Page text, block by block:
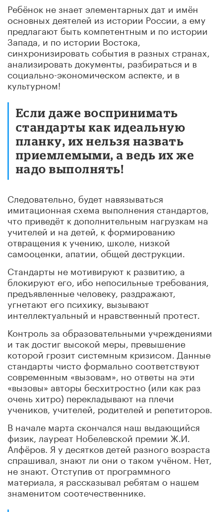
Ребёнок не знает элементарных дат и имён
основных деятелей из истории России, а ему
предлагают быть компетентным и по истории
Запада, и по истории Востока,
синхронизировать события в разных странах,
анализировать документы, разбираться и в
социально-экономическом аспекте, и в
культурном!
Если даже воспринимать
стандарты как идеальную
планку, их нельзя назвать
приемлемыми, а ведь их же
надо выполнять!
Следовательно, будет навязываться
имитационная схема выполнения стандартов,
что приведёт к дополнительным нагрузкам на
учителей и на детей, к формированию
отвращения к учению, школе, низкой
самооценки, апатии, общей деструкции.
Стандарты не мотивируют к развитию, а
блокируют его, ибо непосильные требования,
предъявленные человеку, раздражают,
угнетают его психику, вызывают
интеллектуальный и нравственный протест.
Контроль за образовательными учреждениями
и так достиг высокой меры, превышение
которой грозит системным кризисом. Данные
стандарты чисто формально соответствуют
современным «вызовам», но ответы на эти
«вызовы» авторы бесхитростно (или как раз
очень хитро) перекладывают на плечи
учеников, учителей, родителей и репетиторов.
В начале марта скончался наш выдающийся
физик, лауреат Нобелевской премии Ж.И.
Алфёров. Я у десятков детей разного возраста
спрашивал, знают ли они о таком учёном. Нет,
не знают. Отступив от программного
материала, я рассказывал ребятам о нашем
знаменитом соотечественнике.